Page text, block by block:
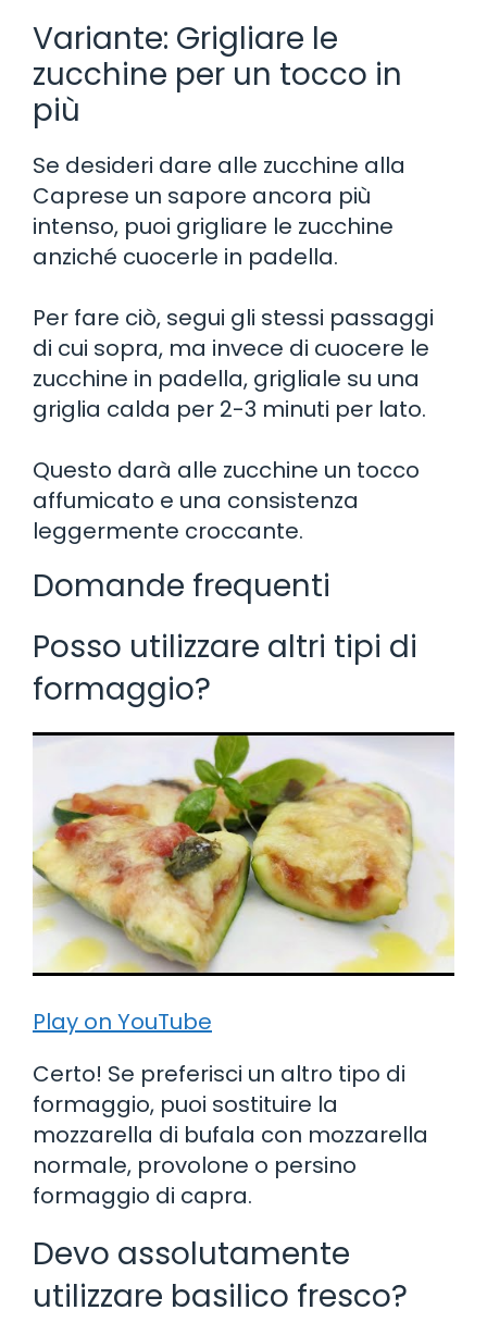
Variante: Grigliare le
zucchine per un tocco in
più
Se desideri dare alle zucchine alla
Caprese un sapore ancora più
intenso, puoi grigliare le zucchine
anziché cuocerle in padella.
Per fare ciò, segui gli stessi passaggi
di cui sopra, ma invece di cuocere le
zucchine in padella, grigliale su una
griglia calda per 2-3 minuti per lato.
Questo darà alle zucchine un tocco
affumicato e una consistenza
leggermente croccante.
Domande frequenti
Posso utilizzare altri tipi di
formaggio?
Play on YouTube
Certo! Se preferisci un altro tipo di
formaggio, puoi sostituire la
mozzarella di bufala con mozzarella
normale, provolone o persino
formaggio di capra.
Devo assolutamente
utilizzare basilico fresco?